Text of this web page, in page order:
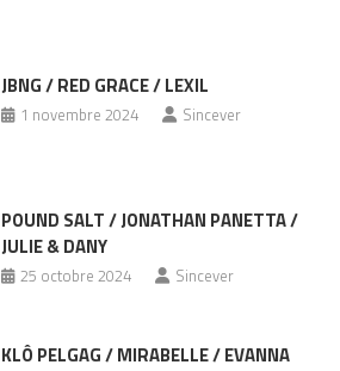
JBNG / RED GRACE / LEXIL
1 novembre 2024 Sincever
POUND SALT / JONATHAN PANETTA /
JULIE & DANY
25 octobre 2024 Sincever
KLÔ PELGAG / MIRABELLE / EVANNA